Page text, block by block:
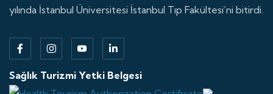
yılında İstanbul Üniversitesi İstanbul Tıp Fakültesi’ni bitirdi.
Sağlık Turizmi Yetki Belgesi